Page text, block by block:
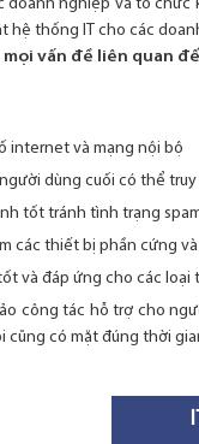
doanh nghiệp và tổ
hệ thống IT cho các
vấn đề liên quan
internet và mạng nội bộ
dùng cuối có thể
tốt tránh tình trạng
các thiết bị phần cứng
và đáp ứng cho các
công tác hỗ trợ cho
có mặt đúng thời